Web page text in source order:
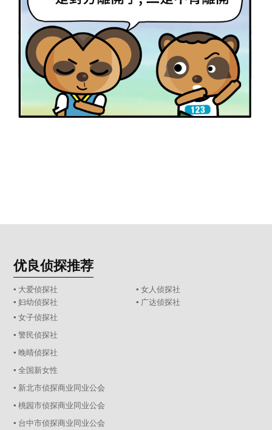
优良侦探推荐
▪ 大爱侦探社
▪ 女人侦探社
▪ 妇幼侦探社
▪ 广达侦探社
▪ 女子侦探社
▪ 警民侦探社
▪ 晚晴侦探社
▪ 全国新女性
▪ 新北市侦探商业同业公会
▪ 桃园市侦探商业同业公会
▪ 台中市侦探商业同业公会